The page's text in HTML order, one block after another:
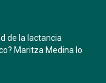
de la lactancia
Maritza Medina lo